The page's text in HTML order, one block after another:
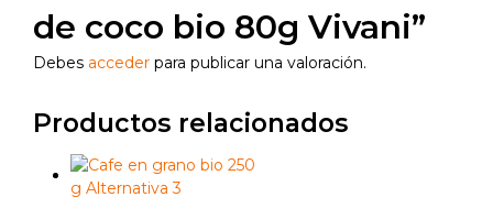
de coco bio 80g Vivani”
Debes acceder para publicar una valoración.
Productos relacionados